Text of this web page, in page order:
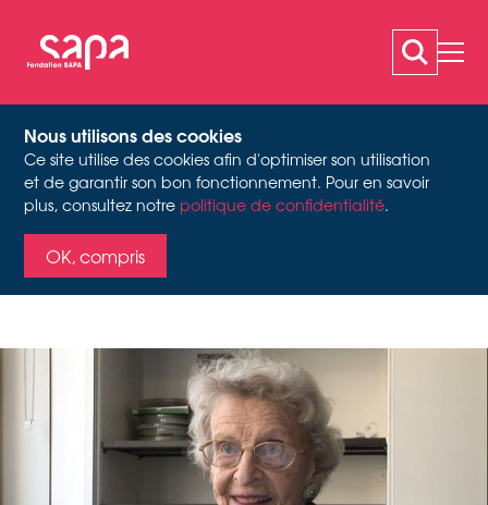
Nous utilisons des cookies
Ce site utilise des cookies afin d'optimiser son utilisation
et de garantir son bon fonctionnement. Pour en savoir
plus, consultez notrepolitique de confidentialité.
OK, compris
HUTCHINSON GUEST
Activité
Danseuse, chorégraphe